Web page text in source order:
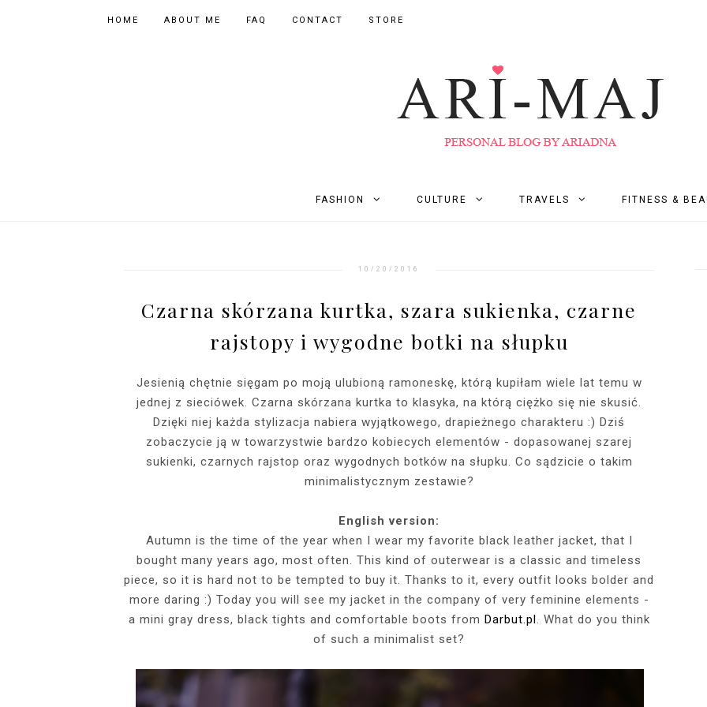
HOME ABOUT ME FAQ CONTACT STORE
FASHION
SHOPPING
EVENTS
INSIDE HER FRAME - MY NEW
SENSUAL PHOTOBOOK
MY 34TH BIRTHDAY! FEELING
MORE ME THAN EVER :)
2025 - THE
PHOTOS ON
CULTURE
EVENTS
SZARY TOP, KRÓTKA SKÓRZANA
SPÓDNICZKA, CZARNE
KTÓRYMI PRAGNĘ SIĘ Z WAMI
PODZIELIĆ
RÓŻOWY SWETER Z DEKOLTEM,
SZARA SPÓDNICZKA I CZARNE
PRAGNĘ SIĘ Z WAMI PODZIELIĆ
FALBANAMI,
I SZPILKI +
PRAGNĘ SIĘ
TRAVELS
ASIA
GDZIE POWSTAJĄ MOJE
BUDUAROWE SESJE + 100 ZŁ DO
AIRBNB
NIEZNANE OBLICZE LUWRU:
DLACZEGO MONA LISA STAŁA
WENUS Z MILO?
WIZYTA W
FITNESS &
BEAUTY
BIAŁY SPORTOWY STANIK,
CZARNE LEGGINSY I
WIZYTA W POZNAŃSKIEJ
PRACOWNI FRYZJERSKIEJ CUT
JAKIEGO
CZYM
WŁOSY?
10/20/2016
Czarna skórzana kurtka, szara sukienka, czarne
rajstopy i wygodne botki na słupku
Jesienią chętnie sięgam po moją ulubioną ramoneskę, którą kupiłam wiele lat temu w
jednej z sieciówek. Czarna skórzana kurtka to klasyka, na którą ciężko się nie skusić.
Dzięki niej każda stylizacja nabiera wyjątkowego, drapieżnego charakteru :) Dziś
zobaczycie ją w towarzystwie bardzo kobiecych elementów - dopasowanej szarej
sukienki, czarnych rajstop oraz wygodnych botków na słupku. Co sądzicie o takim
minimalistycznym zestawie?
English version:
Autumn is the time of the year when I wear my favorite black leather jacket, that I
bought many years ago, most often. This kind of outerwear is a classic and timeless
piece, so it is hard not to be tempted to buy it. Thanks to it, every outfit looks bolder and
more daring :) Today you will see my jacket in the company of very feminine elements -
a mini gray dress, black tights and comfortable boots from Darbut.pl. What do you think
of such a minimalist set?